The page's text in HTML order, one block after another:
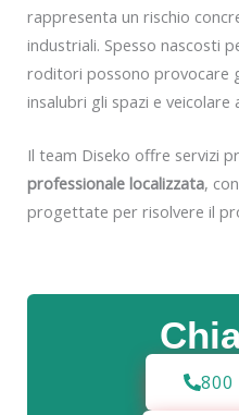
800
rappresenta un rischio
industriali. Spesso nascosti
roditori possono provocare
insalubri gli spazi e veicolare
Il team Diseko offre servizi
professionale localizzata,
progettate per risolvere il